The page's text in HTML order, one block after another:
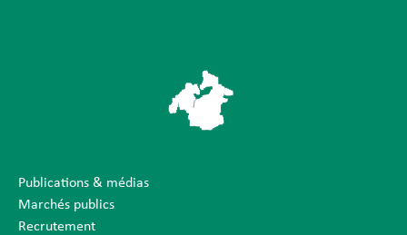
Publications & médias
Marchés publics
Recrutement